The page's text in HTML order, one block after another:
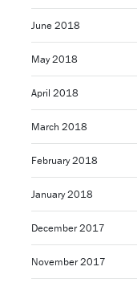
June 2018
May 2018
April 2018
March 2018
February 2018
January 2018
December 2017
November 2017